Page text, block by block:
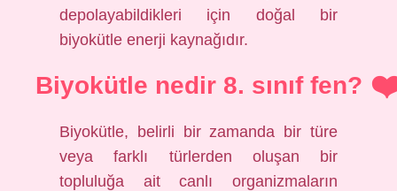
depolayabildikleri için doğal bir
biyokütle enerji kaynağıdır.
Biyokütle nedir 8. sınıf fen?
Biyokütle, belirli bir zamanda bir türe
veya farklı türlerden oluşan bir
topluluğa ait canlı organizmaların